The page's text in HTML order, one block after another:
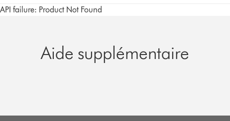
API failure: Product Not Found
Aide supplémentaire